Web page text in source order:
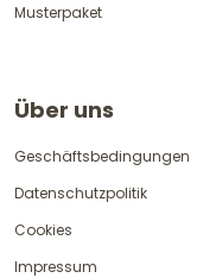
Musterpaket
Über uns
Geschäftsbedingungen
Datenschutzpolitik
Cookies
Impressum